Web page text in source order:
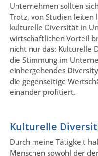
Unternehmen sollten
Trotz, von Studien leiten
kulturelle Diversität in
wirtschaftlichen Vorteil
nicht nur das: Kulturelle
die Stimmung im
einhergehendes
die gegenseitige
einander profitiert.
Kulturelle
Durch meine Tätigkeit
Menschen sowohl der